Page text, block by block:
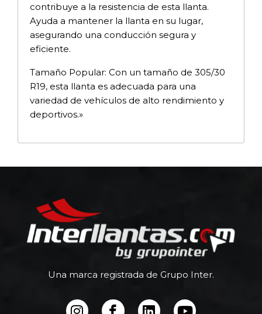
contribuye a la resistencia de esta llanta.
Ayuda a mantener la llanta en su lugar,
asegurando una conducción segura y
eficiente.
Tamaño Popular: Con un tamaño de 305/30
R19, esta llanta es adecuada para una
variedad de vehículos de alto rendimiento y
deportivos.»
Una marca registrada de Grupo Inter.